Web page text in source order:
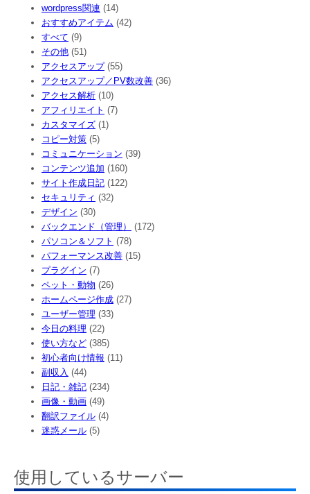
wordpress関連 (14)
おすすめアイテム (42)
すべて (9)
その他 (51)
アクセスアップ(55)
アクセスアップ／PV数改善 (36)
アクセス解析 (10)
アフィリエイト (7)
カスタマイズ (1)
コピー対策 (5)
コミュニケーション (39)
コンテンツ追加 (160)
サイト作成日記 (122)
セキュリティ (32)
デザイン (30)
バックエンド（管理）
(172)
パソコン＆ソフト (78)
パフォーマンス改善 (15)
プラグイン (7)
ペット・動物 (26)
ホームページ作成 (27)
ユーザー管理 (33)
今日の料理 (22)
使い方など (385)
初心者向け情報 (11)
副収入 (44)
日記・雑記 (234)
画像・動画 (49)
翻訳ファイル (4)
迷惑メール (5)
使用しているサーバー